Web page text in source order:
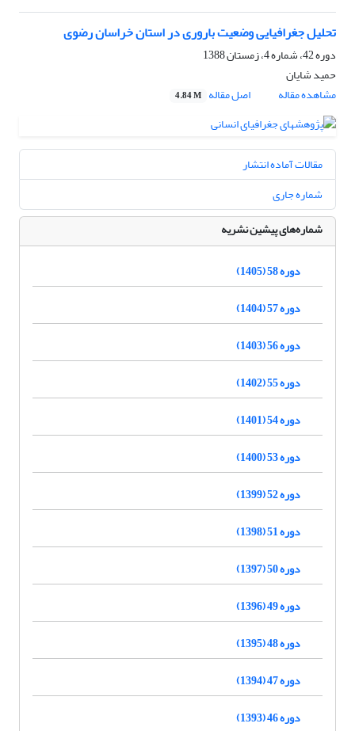
تحلیل جغرافیایی وضعیت باروری در استان خراسان رضوی
دوره 42، شماره 4، زمستان 1388
حمید شایان
مشاهده مقاله
اصل مقاله 4.84 M
مقالات آماده انتشار
شماره جاری
شماره‌های پیشین نشریه
دوره 58 (1405)
دوره 57 (1404)
دوره 56 (1403)
دوره 55 (1402)
دوره 54 (1401)
دوره 53 (1400)
دوره 52 (1399)
دوره 51 (1398)
دوره 50 (1397)
دوره 49 (1396)
دوره 48 (1395)
دوره 47 (1394)
دوره 46 (1393)